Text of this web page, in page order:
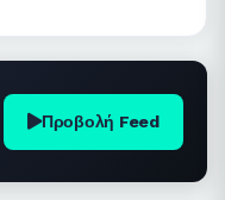
Προβολή Feed